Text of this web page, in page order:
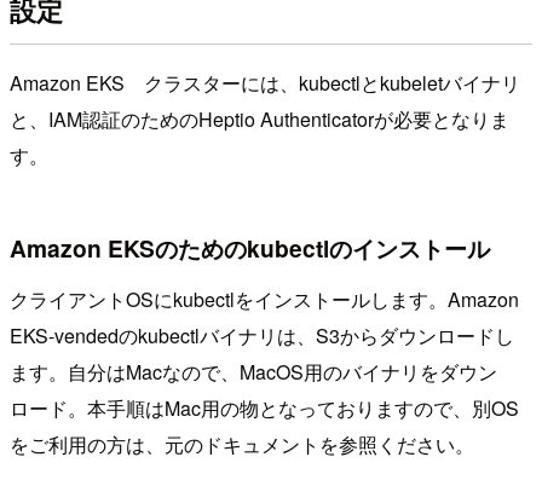
設定
Amazon EKS クラスターには、kubectlとkubeletバイナリ
と、IAM認証のためのHeptio Authenticatorが必要となりま
す。
Amazon EKSのためのkubectlのインストール
クライアントOSにkubectlをインストールします。Amazon
EKS-vendedのkubectlバイナリは、S3からダウンロードし
ます。自分はMacなので、MacOS用のバイナリをダウン
ロード。本手順はMac用の物となっておりますので、別OS
をご利用の方は、元のドキュメントを参照ください。